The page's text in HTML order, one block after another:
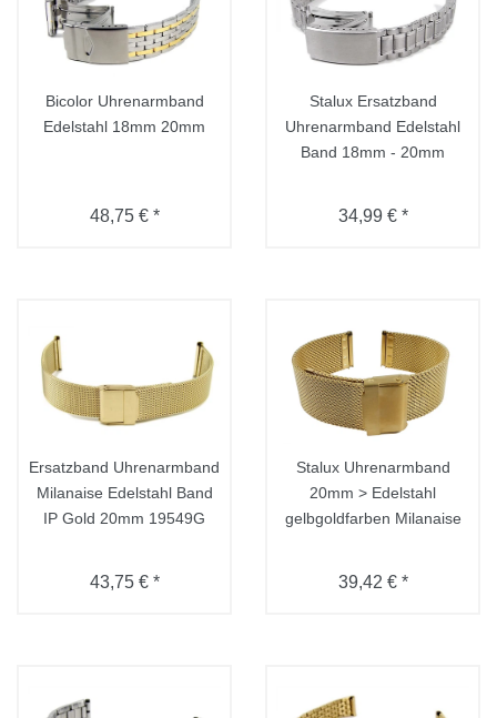
Bicolor Uhrenarmband
Edelstahl 18mm 20mm
48,75 € *
Stalux Ersatzband
Uhrenarmband Edelstahl
Band 18mm - 20mm
34,99 € *
Ersatzband Uhrenarmband
Milanaise Edelstahl Band
IP Gold 20mm 19549G
43,75 € *
Stalux Uhrenarmband
20mm > Edelstahl
gelbgoldfarben Milanaise
39,42 € *